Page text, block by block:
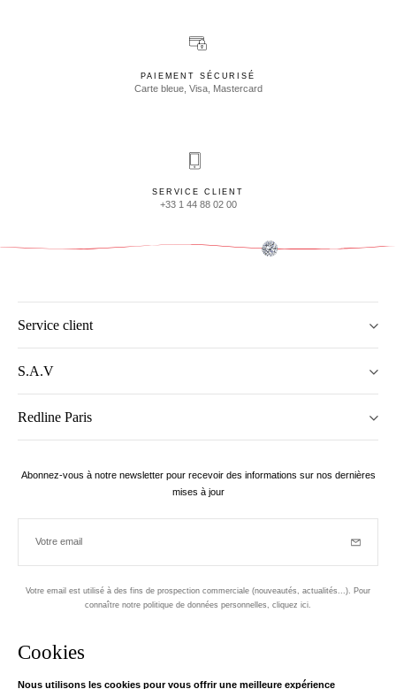
Cookies
Nous utilisons les cookies pour vous offrir une meilleure expérience
PAIEMENT SÉCURISÉ
Carte bleue, Visa, Mastercard
SERVICE CLIENT
+33 1 44 88 02 00
Service client
S.A.V
Redline Paris
Abonnez-vous à notre newsletter pour recevoir des informations sur nos dernières
mises à jour
Votre email
Votre email est utilisé à des fins de prospection commerciale (nouveautés, actualités...). Pour
connaître notre politique de données personnelles, cliquez ici.